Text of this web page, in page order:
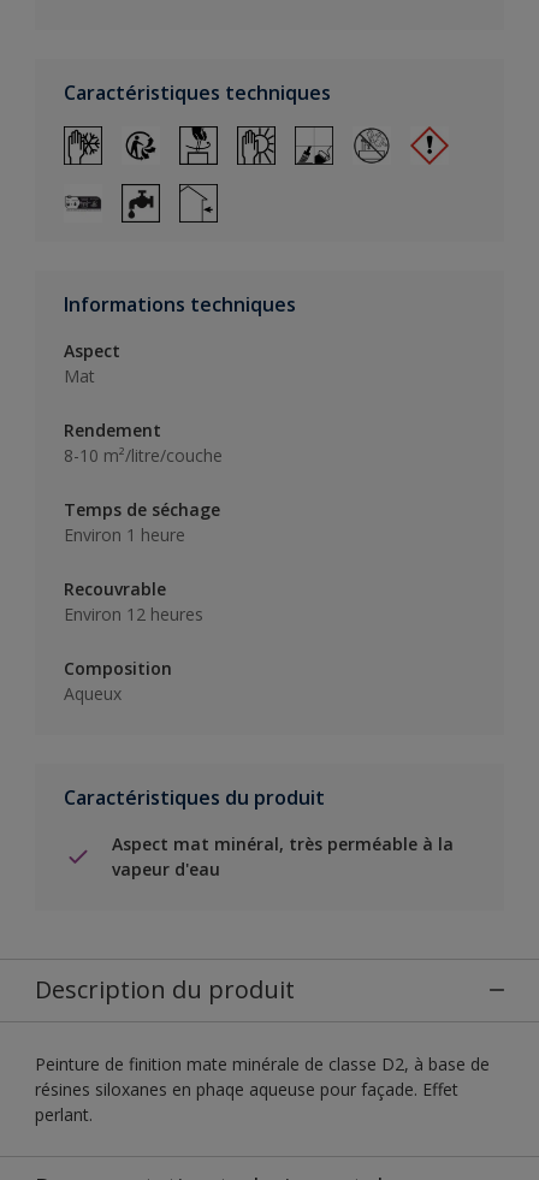
Caractéristiques techniques
Informations techniques
Aspect
Mat
Rendement
8-10 m²/litre/couche
Temps de séchage
Environ 1 heure
Recouvrable
Environ 12 heures
Composition
Aqueux
Caractéristiques du produit
Aspect mat minéral, très perméable à la
vapeur d'eau
Description du produit
Peinture de finition mate minérale de classe D2, à base de
résines siloxanes en phaqe aqueuse pour façade. Effet
perlant.